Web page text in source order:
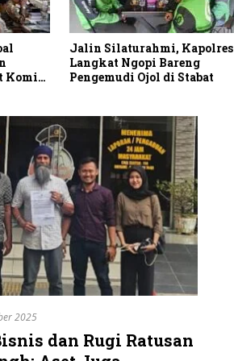
Komisi
Jalin Silaturahmi, Kapolres
Langkat Ngopi Bareng
Pengemudi Ojol di Stabat
2025
dan Rugi Ratusan